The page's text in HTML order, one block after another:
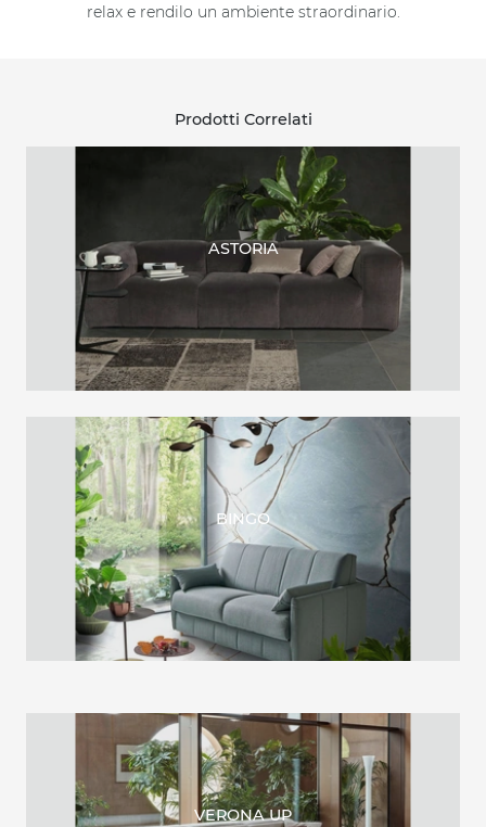
relax e rendilo un ambiente straordinario.
Prodotti Correlati
ASTORIA
BINGO
FREYA
VERONA UP